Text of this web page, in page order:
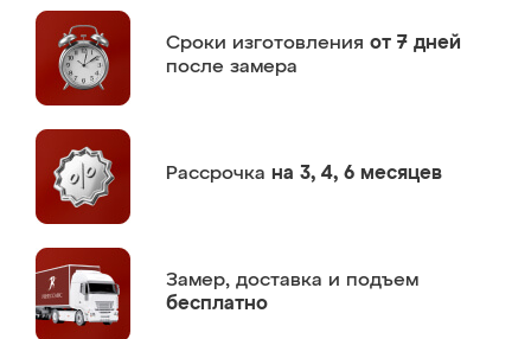
Сроки изготовления от 7 дней
после замера
Рассрочка на 3, 4, 6 месяцев
Замер, доставка и подъем
бесплатно